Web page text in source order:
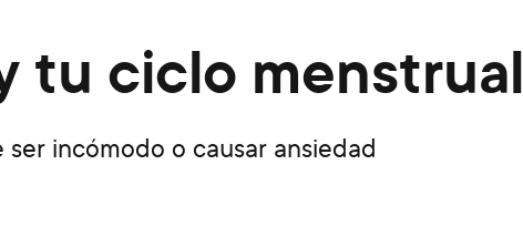
tu ciclo menstrual
incómodo o causar ansiedad